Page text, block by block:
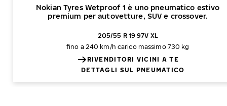
Nokian Tyres Wetproof 1 è uno pneumatico estivo
premium per autovetture, SUV e crossover.
205/55 R 19 97V XL
fino a 240 km/h carico massimo 730 kg
RIVENDITORI VICINI A TE
DETTAGLI SUL PNEUMATICO